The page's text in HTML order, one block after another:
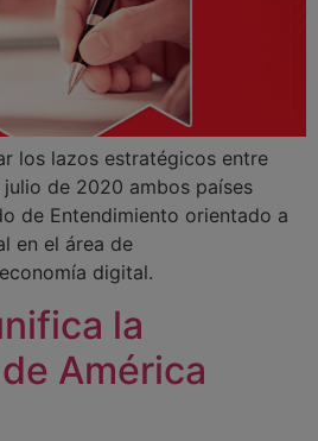
los lazos estratégicos entre
de 2020 ambos países
de Entendimiento orientado a
en el área de
digital.
la
América